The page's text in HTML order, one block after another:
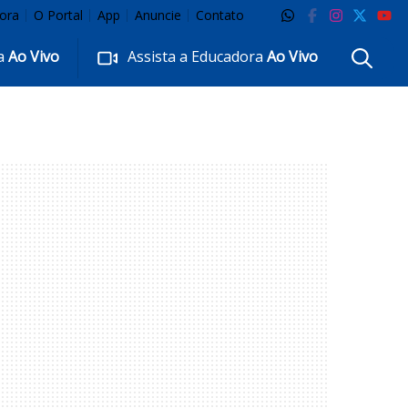
O Portal App Anuncie Contato
Ao Vivo Assista a EducadoraAo Vivo